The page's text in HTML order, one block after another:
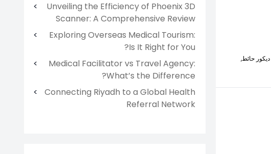
ديكور حائط,
Unveiling the Efficiency of Phoenix 3D
Scanner: A Comprehensive Review
Exploring Overseas Medical Tourism:
Is It Right for You?
Medical Facilitator vs Travel Agency:
What’s the Difference?
Connecting Riyadh to a Global Health
Referral Network